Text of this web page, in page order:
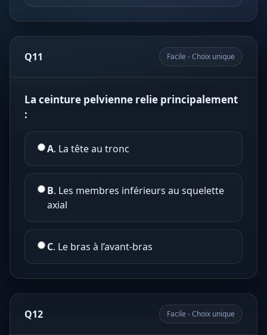
Q11 Facile - Choix unique
La ceinture pelvienne relie principalement
:
A. La tête au tronc
B. Les membres inférieurs au squelette
axial
C. Le bras à l’avant-bras
Q12 Facile - Choix unique